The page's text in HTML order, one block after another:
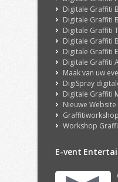
Digitale Graffiti
Digitale Graffiti
Digitale Graffiti
Digitale Graffiti
Digitale Graffiti
Digitale Graffiti
Maak van uw evenement, beurs, feest of
DigiSpray
Digitale Graffiti
Nieuwe Website
Workshop Graffiti
E-vent